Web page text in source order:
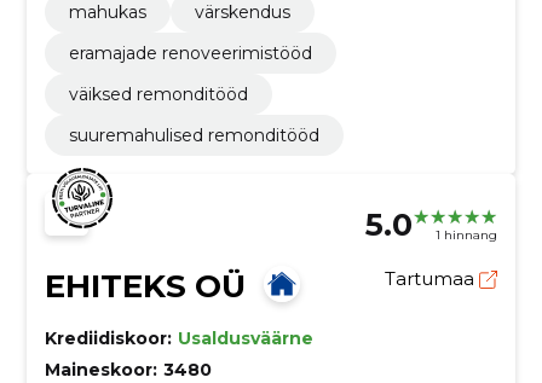
mahukas
värskendus
eramajade renoveerimistööd
väiksed remonditööd
suuremahulised remonditööd
5.0 1 hinnang
EHITEKS OÜ Tartumaa
Krediidiskoor: Usaldusväärne
Maineskoor: 3480